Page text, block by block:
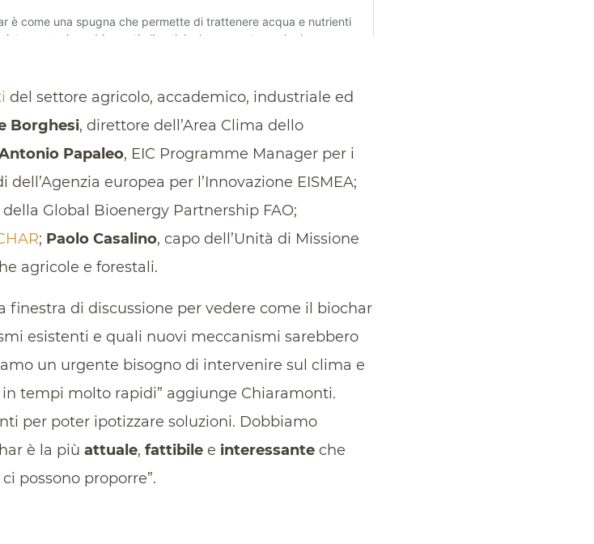
del settore agricolo, accademico, industriale ed
Borghesi, direttore dell’Area Clima dello
Papaleo, EIC Programme Manager per i
europea per l’Innovazione EISMEA;
Global Bioenergy Partnership FAO;
; Paolo Casalino, capo dell’Unità di Missione
agricole e forestali.
finestra di discussione per vedere come il biochar
esistenti e quali nuovi meccanismi sarebbero
un urgente bisogno di intervenire sul clima e
tempi molto rapidi” aggiunge Chiaramonti.
per poter ipotizzare soluzioni. Dobbiamo
è la più attuale, fattibile e interessante che
possono proporre”.